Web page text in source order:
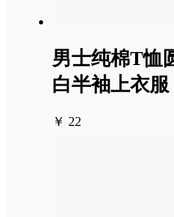
男士纯棉T恤
白半袖上衣服
￥ 22